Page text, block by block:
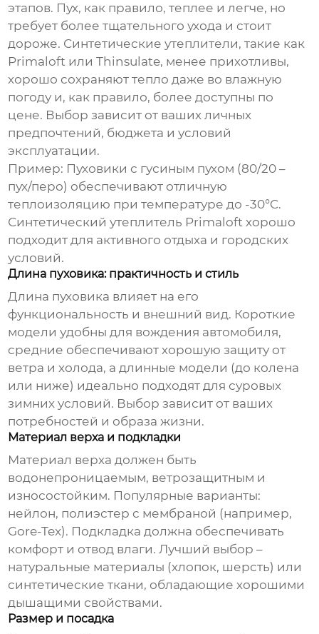
этапов. Пух, как правило, теплее и легче, но
требует более тщательного ухода и стоит
дороже. Синтетические утеплители, такие как
Primaloft или Thinsulate, менее прихотливы,
хорошо сохраняют тепло даже во влажную
погоду и, как правило, более доступны по
цене. Выбор зависит от ваших личных
предпочтений, бюджета и условий
эксплуатации.
Пример: Пуховики с гусиным пухом (80/20 –
пух/перо) обеспечивают отличную
теплоизоляцию при температуре до -30°C.
Синтетический утеплитель Primaloft хорошо
подходит для активного отдыха и городских
условий.
Длина пуховика: практичность и стиль
Длина пуховика влияет на его
функциональность и внешний вид. Короткие
модели удобны для вождения автомобиля,
средние обеспечивают хорошую защиту от
ветра и холода, а длинные модели (до колена
или ниже) идеально подходят для суровых
зимних условий. Выбор зависит от ваших
потребностей и образа жизни.
Материал верха и подкладки
Материал верха должен быть
водонепроницаемым, ветрозащитным и
износостойким. Популярные варианты:
нейлон, полиэстер с мембраной (например,
Gore-Tex). Подкладка должна обеспечивать
комфорт и отвод влаги. Лучший выбор –
натуральные материалы (хлопок, шерсть) или
синтетические ткани, обладающие хорошими
дышащими свойствами.
Размер и посадка